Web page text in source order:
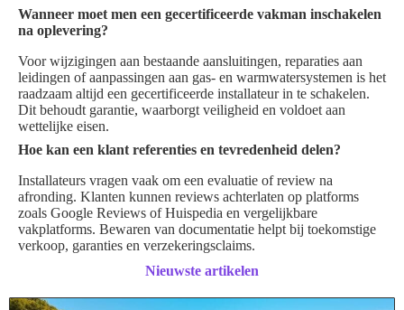
Wanneer moet men een gecertificeerde vakman inschakelen
na oplevering?
Voor wijzigingen aan bestaande aansluitingen, reparaties aan
leidingen of aanpassingen aan gas- en warmwatersystemen is het
raadzaam altijd een gecertificeerde installateur in te schakelen.
Dit behoudt garantie, waarborgt veiligheid en voldoet aan
wettelijke eisen.
Hoe kan een klant referenties en tevredenheid delen?
Installateurs vragen vaak om een evaluatie of review na
afronding. Klanten kunnen reviews achterlaten op platforms
zoals Google Reviews of Huispedia en vergelijkbare
vakplatforms. Bewaren van documentatie helpt bij toekomstige
verkoop, garanties en verzekeringsclaims.
Nieuwste artikelen